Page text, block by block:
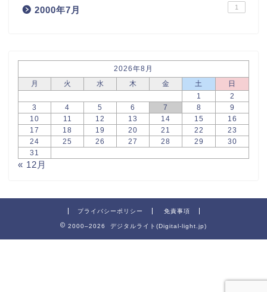
2000年7月 1
2026年8月
月
火 水 木 金 土
日
1
2
3
4 5 6 7 8
9
10
11 12 13 14 15
16
17
18 19 20 21 22
23
24
25 26 27 28 29
30
31
« 12月
プライバシーポリシー 免責事項
2000–2026 デジタルライト(Digital-light.jp)